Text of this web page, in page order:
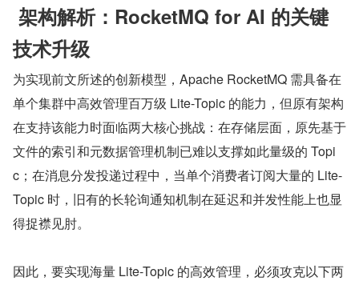
技术升级
为实现前文所述的创新模型，Apache RocketMQ 需具备在
单个集群中高效管理百万级 Lite-Topic 的能力，但原有架构
在支持该能力时面临两大核心挑战：在存储层面，原先基于
文件的索引和元数据管理机制已难以支撑如此量级的 Topi
c；在消息分发投递过程中，当单个消费者订阅大量的 Lite-
Topic 时，旧有的长轮询通知机制在延迟和并发性能上也显
得捉襟见肘。
因此，要实现海量 Lite-Topic 的高效管理，必须攻克以下两